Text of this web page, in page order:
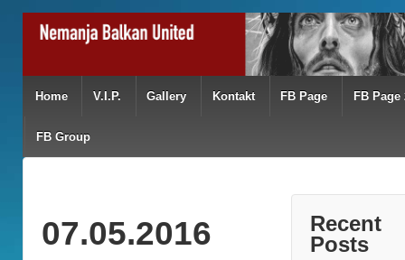
Home V.I.P. Gallery Kontakt FB Page FB Page
FB Group
07.05.2016
Recent
Posts